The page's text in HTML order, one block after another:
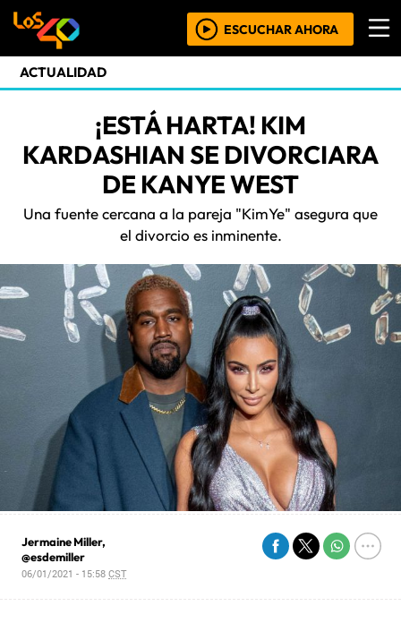
ESCUCHAR AHORA
ACTUALIDAD
¡ESTÁ HARTA! KIM
KARDASHIAN SE DIVORCIARA
DE KANYE WEST
Una fuente cercana a la pareja "KimYe" asegura que
el divorcio es inminente.
Jermaine Miller,
@esdemiller
06/01/2021 - 15:58CST